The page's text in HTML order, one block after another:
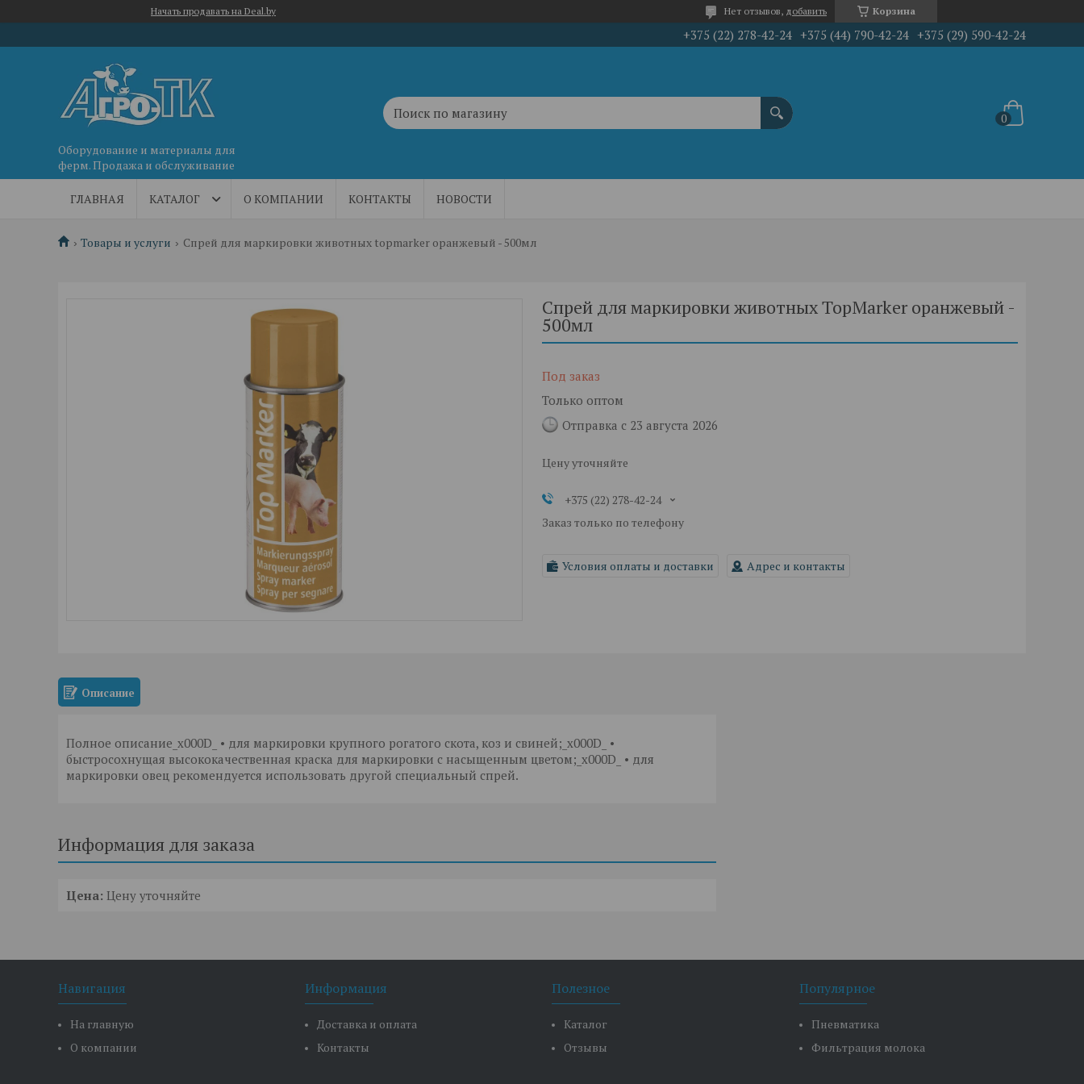
Начать продавать на Deal.by Корзина
Нет отзывов, добавить
+375 (22) 278-42-24 +375 (44) 790-42-24 +375 (29) 590-42-24
Оборудование и материалы для
ферм. Продажа и обслуживание
ГЛАВНАЯ КАТАЛОГ О КОМПАНИИ КОНТАКТЫ НОВОСТИ
Товары и услуги Спрей для маркировки животных topmarker оранжевый - 500мл
Спрей для маркировки животных TopMarker оранжевый -
500мл
Под заказ
Только оптом
Отправка с 23 августа 2026
Цену уточняйте
+375 (22) 278-42-24
Заказ только по телефону
Условия оплаты и доставки Адрес и контакты
Описание
Полное описание_x000D_ • для маркировки крупного рогатого скота, коз и свиней;_x000D_ •
быстросохнущая высококачественная краска для маркировки с насыщенным цветом;_x000D_ • для
маркировки овец рекомендуется использовать другой специальный спрей.
Информация для заказа
Цена: Цену уточняйте
Навигация
На главную
О компании
Информация
Доставка и оплата
Контакты
Полезное
Каталог
Отзывы
Популярное
Пневматика
Фильтрация молока